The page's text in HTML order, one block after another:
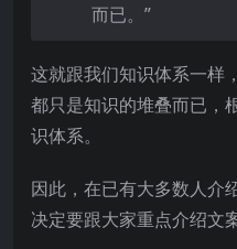
而已。”
这就跟我们知识体系一样
都只是知识的堆叠而已，
识体系。
因此，在已有大多数人介
决定要跟大家重点介绍文